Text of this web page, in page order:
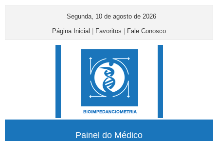
Segunda, 10 de agosto de 2026
Página Inicial
Favoritos Fale Conosco
Painel do Médico